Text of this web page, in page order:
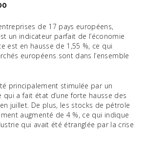
de 17 pays européens,
un indicateur parfait de l’économie
est en hausse de 1,55 %, ce qui
européens sont dans l’ensemble
principalement stimulée par un
qui a fait état d’une forte hausse des
juillet. De plus, les stocks de pétrole
augmenté de 4 %, ce qui indique
qui avait été étranglée par la crise